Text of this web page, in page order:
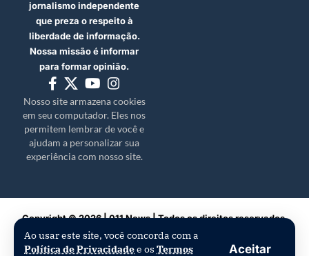
Ao usar este site, você concorda com a
Política de Privacidadee os Termos Aceitar
jornalismo independente
que preza o respeito à
liberdade de informação.
Nossa missão é informar
para formar opinião.
Nosso site armazena cookies
em seu computador. Eles nos
permitem lembrar de você e
ajudam a personalizar sua
experiência com nosso site.
Copyright © 2026 | 011 News | Todos os direitos reservados.